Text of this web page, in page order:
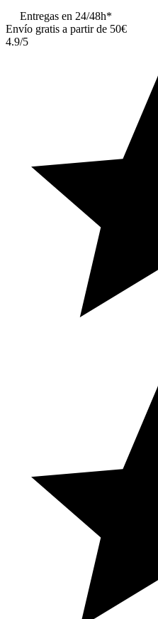
Entregas en 24/48h*
Envío gratis a partir de 50€
4.9/5